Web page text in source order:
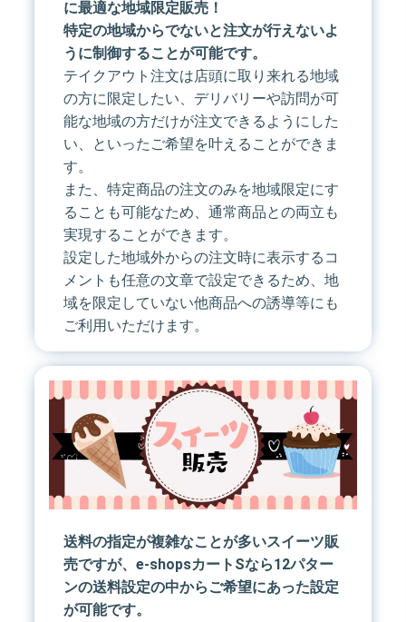
に最適な地域限定販売！
特定の地域からでないと注文が行えないよ
うに制御することが可能です。
テイクアウト注文は店頭に取り来れる地域
の方に限定したい、デリバリーや訪問が可
能な地域の方だけが注文できるようにした
い、といったご希望を叶えることができま
す。
また、特定商品の注文のみを地域限定にす
ることも可能なため、通常商品との両立も
実現することができます。
設定した地域外からの注文時に表示するコ
メントも任意の文章で設定できるため、地
域を限定していない他商品への誘導等にも
ご利用いただけます。
送料の指定が複雑なことが多いスイーツ販
売ですが、e-shopsカートSなら12パター
ンの送料設定の中からご希望にあった設定
が可能です。